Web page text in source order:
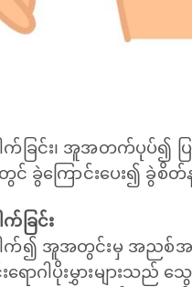
ြင်း၊ အူအတက်ပုပ်၍ ပြည်
င် ခွဲကြောင်းပေး၍ ခွဲ
ခြင်း
အူအတွင်းမှ အညစ်အကြေး
ရောဂါပိုးမွှားများသ